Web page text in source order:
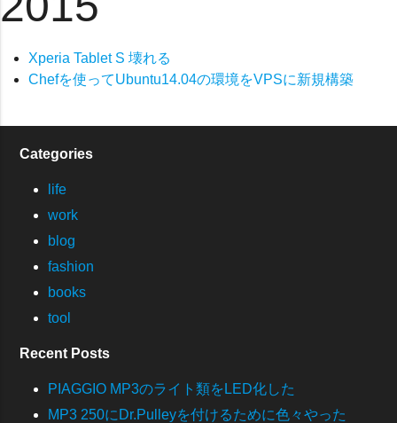
Xperia Tablet S 壊れる
Chefを使ってUbuntu14.04の環境をVPSに新規構築
Categories
life
work
blog
fashion
books
tool
Recent Posts
PIAGGIO MP3のライト類をLED化した
MP3 250にDr.Pulleyを付けるために色々やった